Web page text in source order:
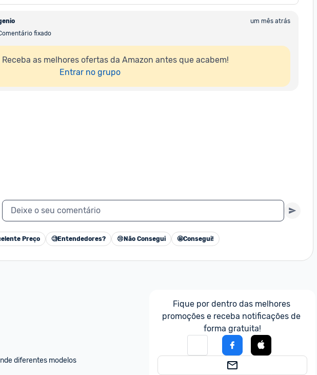
um mês atrás
fixado
as melhores ofertas da Amazon antes que acabem!
Entrar no grupo
Deixe o seu comentário
Preço 🧐Entendedores? 😢 Não Consegui 🤩Consegui!
diferentes modelos
Fique por dentro das melhores
promoções e receba notificações de
forma gratuita!